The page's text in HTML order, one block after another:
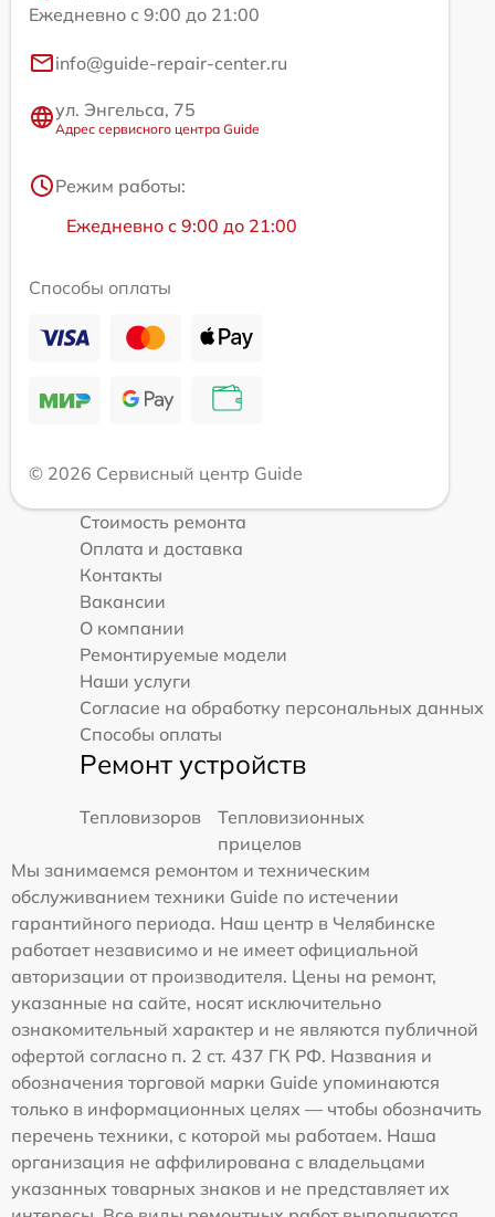
Ежедневно с 9:00 до 21:00
info@guide-repair-center.ru
ул. Энгельса, 75
Адрес сервисного центра Guide
Режим работы:
Ежедневно с 9:00 до 21:00
Способы оплаты
© 2026 Сервисный центр Guide
Стоимость ремонта
Оплата и доставка
Контакты
Вакансии
О компании
Ремонтируемые модели
Наши услуги
Согласие на обработку персональных данных
Способы оплаты
Ремонт устройств
Тепловизоров
Тепловизионных
прицелов
Мы занимаемся ремонтом и техническим
обслуживанием техники Guide по истечении
гарантийного периода. Наш центр в Челябинске
работает независимо и не имеет официальной
авторизации от производителя. Цены на ремонт,
указанные на сайте, носят исключительно
ознакомительный характер и не являются публичной
офертой согласно п. 2 ст. 437 ГК РФ. Названия и
обозначения торговой марки Guide упоминаются
только в информационных целях — чтобы обозначить
перечень техники, с которой мы работаем. Наша
организация не аффилирована с владельцами
указанных товарных знаков и не представляет их